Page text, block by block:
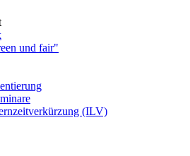
und fair"
(ILV)